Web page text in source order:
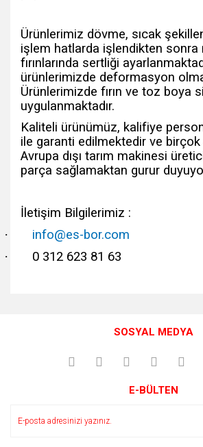
Ürünlerimiz dövme, sıcak
işlem hatlarda işlendikten sonra
fırınlarında sertliği
ürünlerimizde deformasyon
Ürünlerimizde fırın ve toz boya
uygulanmaktadır.
Kaliteli ürünümüz, kalifiye
ile garanti edilmektedir ve birçok
Avrupa dışı tarım makinesi
parça sağlamaktan gurur
İletişim Bilgilerimiz :
· info@es-bor.com
· 0 312 623 81 63
Yorum Yaz
Görüş ve önerileriniz için teşekkür ederiz.
Ürün açıklamasında eksik bilgiler bulunuyor.
SOSYAL MEDYA
E-BÜLTEN